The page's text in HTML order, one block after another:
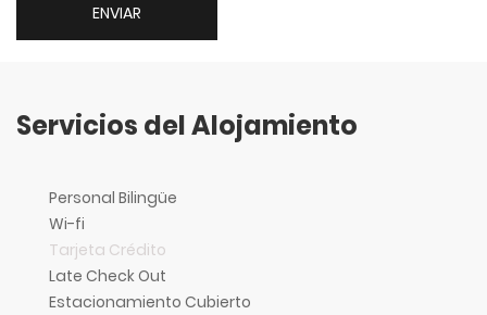
ENVIAR
Servicios del Alojamiento
Personal Bilingüe
Wi-fi
Tarjeta Crédito
Late Check Out
Estacionamiento Cubierto